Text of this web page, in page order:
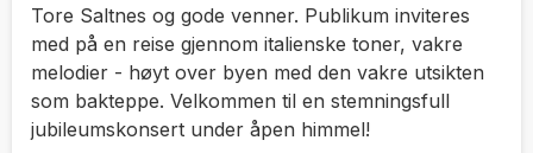
Tore Saltnes og gode venner. Publikum inviteres
med på en reise gjennom italienske toner, vakre
melodier - høyt over byen med den vakre utsikten
som bakteppe. Velkommen til en stemningsfull
jubileumskonsert under åpen himmel!